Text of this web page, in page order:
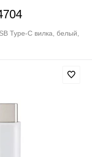
Type-C вилка, белый,